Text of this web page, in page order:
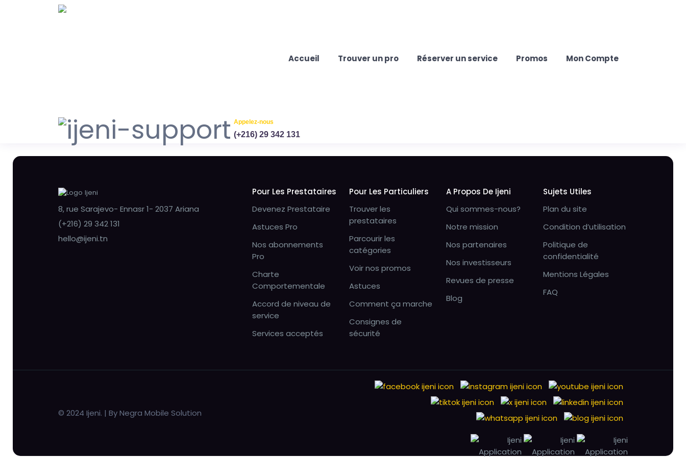
Accueil Trouver un pro Réserver un service Promos Mon Compte
Appelez-nous
(+216) 29 342 131
8, rue Sarajevo- Ennasr 1- 2037 Ariana
(+216) 29 342 131
hello@ijeni.tn
Pour Les Prestataires
Devenez Prestataire
Astuces Pro
Nos abonnements
Pro
Charte
Comportementale
Accord de niveau de
service
Services acceptés
Pour Les Particuliers
Trouver les
prestataires
Parcourir les
catégories
Voir nos promos
Astuces
Comment ça marche
Consignes de
sécurité
A Propos De Ijeni
Qui sommes-nous?
Notre mission
Nos partenaires
Nos investisseurs
Revues de presse
Blog
Sujets Utiles
Plan du site
Condition d’utilisation
Politique de
confidentialité
Mentions Légales
FAQ
© 2024 Ijeni. | By Negra Mobile Solution